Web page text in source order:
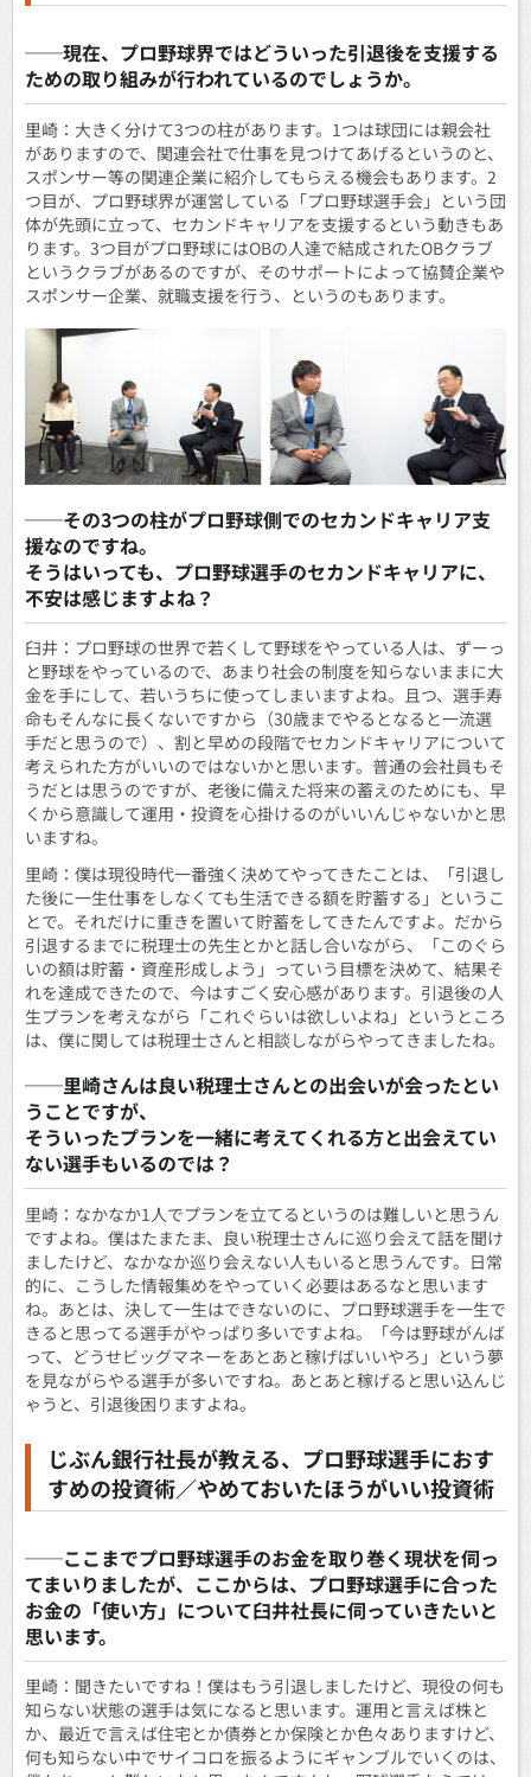
──現在、プロ野球界ではどういった引退後を支援する
ための取り組みが行われているのでしょうか。
里崎：大きく分けて3つの柱があります。1つは球団には親会社
がありますので、関連会社で仕事を見つけてあげるというのと、
スポンサー等の関連企業に紹介してもらえる機会もあります。2
つ目が、プロ野球界が運営している「プロ野球選手会」という団
体が先頭に立って、セカンドキャリアを支援するという動きもあ
ります。3つ目がプロ野球にはOBの人達で結成されたOBクラブ
というクラブがあるのですが、そのサポートによって協賛企業や
スポンサー企業、就職支援を行う、というのもあります。
──その3つの柱がプロ野球側でのセカンドキャリア支
援なのですね。
そうはいっても、プロ野球選手のセカンドキャリアに、
不安は感じますよね？
臼井：プロ野球の世界で若くして野球をやっている人は、ずーっ
と野球をやっているので、あまり社会の制度を知らないままに大
金を手にして、若いうちに使ってしまいますよね。且つ、選手寿
命もそんなに長くないですから（30歳までやるとなると一流選
手だと思うので）、割と早めの段階でセカンドキャリアについて
考えられた方がいいのではないかと思います。普通の会社員もそ
うだとは思うのですが、老後に備えた将来の蓄えのためにも、早
くから意識して運用・投資を心掛けるのがいいんじゃないかと思
いますね。
里崎：僕は現役時代一番強く決めてやってきたことは、「引退し
た後に一生仕事をしなくても生活できる額を貯蓄する」というこ
とで。それだけに重きを置いて貯蓄をしてきたんですよ。だから
引退するまでに税理士の先生とかと話し合いながら、「このぐら
いの額は貯蓄・資産形成しよう」っていう目標を決めて、結果そ
れを達成できたので、今はすごく安心感があります。引退後の人
生プランを考えながら「これぐらいは欲しいよね」というところ
は、僕に関しては税理士さんと相談しながらやってきましたね。
──里崎さんは良い税理士さんとの出会いが会ったとい
うことですが、
そういったプランを一緒に考えてくれる方と出会えてい
ない選手もいるのでは？
里崎：なかなか1人でプランを立てるというのは難しいと思うん
ですよね。僕はたまたま、良い税理士さんに巡り会えて話を聞け
ましたけど、なかなか巡り会えない人もいると思うんです。日常
的に、こうした情報集めをやっていく必要はあるなと思います
ね。あとは、決して一生はできないのに、プロ野球選手を一生で
きると思ってる選手がやっぱり多いですよね。「今は野球がんば
って、どうせビッグマネーをあとあと稼げばいいやろ」という夢
を見ながらやる選手が多いですね。あとあと稼げると思い込んじ
ゃうと、引退後困りますよね。
じぶん銀行社長が教える、プロ野球選手におす
すめの投資術／やめておいたほうがいい投資術
──ここまでプロ野球選手のお金を取り巻く現状を伺っ
てまいりましたが、ここからは、プロ野球選手に合った
お金の「使い方」について臼井社長に伺っていきたいと
思います。
里崎：聞きたいですね！僕はもう引退しましたけど、現役の何も
知らない状態の選手は気になると思います。運用と言えば株と
か、最近で言えば住宅とか債券とか保険とか色々ありますけど、
何も知らない中でサイコロを振るようにギャンブルでいくのは、